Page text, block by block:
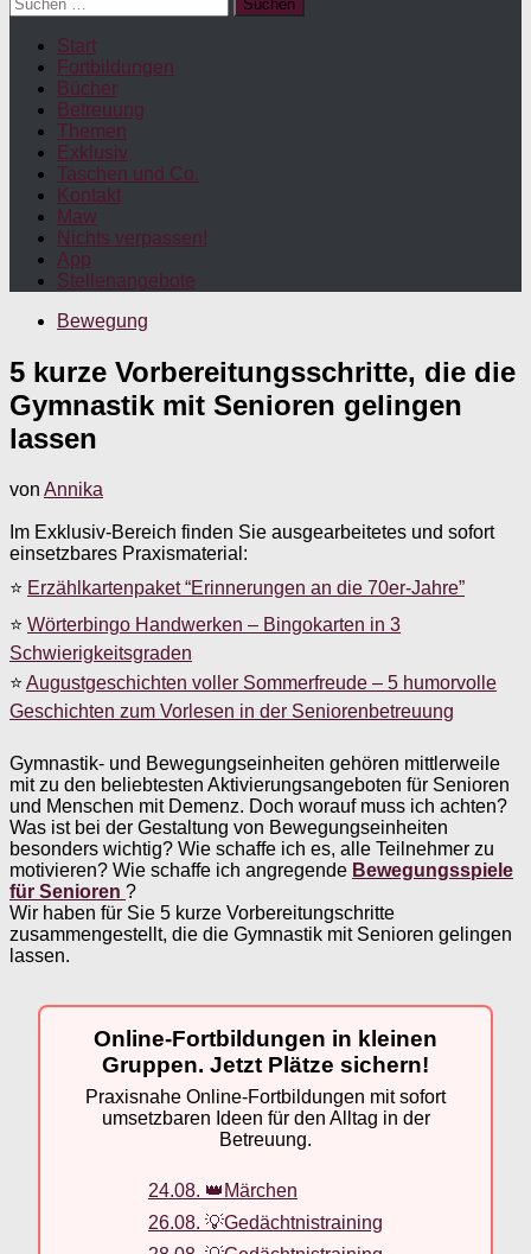
nach:
Start
Fortbildungen
Bücher
Betreuung
Themen
Exklusiv
Taschen und Co.
Kontakt
Maw
Nichts verpassen!
App
Stellenangebote
Bewegung
5 kurze Vorbereitungsschritte, die die
Gymnastik mit Senioren gelingen
lassen
von Annika
Im Exklusiv-Bereich finden Sie ausgearbeitetes und sofort
einsetzbares Praxismaterial:
⭐ Erzählkartenpaket “Erinnerungen an die 70er-Jahre”
⭐ Wörterbingo Handwerken – Bingokarten in 3
Schwierigkeitsgraden
⭐ Augustgeschichten voller Sommerfreude – 5 humorvolle
Geschichten zum Vorlesen in der Seniorenbetreuung
Gymnastik- und Bewegungseinheiten gehören mittlerweile
mit zu den beliebtesten Aktivierungsangeboten für Senioren
und Menschen mit Demenz. Doch worauf muss ich achten?
Was ist bei der Gestaltung von Bewegungseinheiten
besonders wichtig? Wie schaffe ich es, alle Teilnehmer zu
motivieren? Wie schaffe ich angregende Bewegungsspiele
für Senioren ?
Wir haben für Sie 5 kurze Vorbereitungschritte
zusammengestellt, die die Gymnastik mit Senioren gelingen
lassen.
Online-Fortbildungen in kleinen
Gruppen. Jetzt Plätze sichern!
Praxisnahe Online-Fortbildungen mit sofort
umsetzbaren Ideen für den Alltag in der
Betreuung.
24.08. 👑Märchen
26.08. 💡Gedächtnistraining